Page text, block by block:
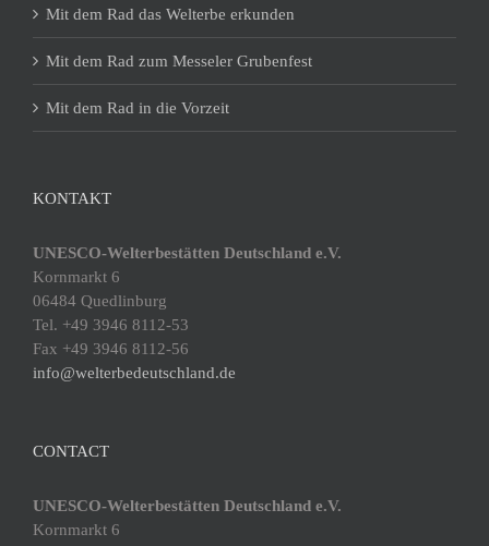
Mit dem Rad das Welterbe erkunden
Mit dem Rad zum Messeler Grubenfest
Mit dem Rad in die Vorzeit
KONTAKT
UNESCO-Welterbestätten Deutschland e.V.
Kornmarkt 6
06484 Quedlinburg
Tel. +49 3946 8112-53
Fax +49 3946 8112-56
info@welterbedeutschland.de
CONTACT
UNESCO-Welterbestätten Deutschland e.V.
Kornmarkt 6